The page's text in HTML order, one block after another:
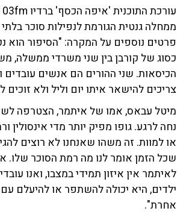
ממחלה גנטית הגורמת לנפילות סוכר בלתי
פרטים נוספים על המקרה: "הסיפור
כסוג של קורבן בין שני משרדי ממשלה,
הכיסאות. שני ההורים הם אנשים
צריכים להישאר איתו יום וליל ולא
מיטל עבאס, אמו של איתמר, הצטרפה
נחה לרגע. גופו מפיק יותר מדי אינסולין
או למוות. זה משהו שאנחנו לא רוצים
שכל הזמן אומר לנו מה רמת הסוכר שלו.
לאיתמר אין איזון תמידי במצבו, ואנו
ילדים, היא יכולה להשתפר או להיעלם
אחרת".